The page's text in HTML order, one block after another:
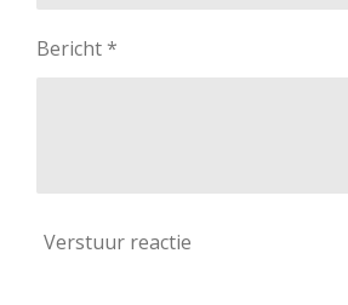
Bericht *
Verstuur reactie